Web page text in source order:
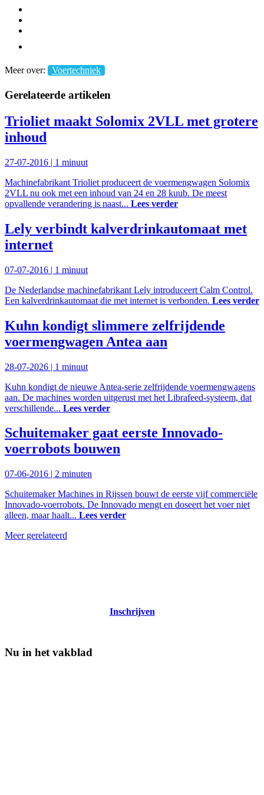
Meer over: Voertechniek
Gerelateerde artikelen
Trioliet maakt Solomix 2VLL met grotere
inhoud
27-07-2016 | 1 minuut
Machinefabrikant Trioliet produceert de voermengwagen Solomix
2VLL nu ook met een inhoud van 24 en 28 kuub. De meest
opvallende verandering is naast... Lees verder
Lely verbindt kalverdrinkautomaat met
internet
07-07-2016 | 1 minuut
De Nederlandse machinefabrikant Lely introduceert Calm Control.
Een kalverdrinkautomaat die met internet is verbonden. Lees verder
Kuhn kondigt slimmere zelfrijdende
voermengwagen Antea aan
28-07-2026 | 1 minuut
Kuhn kondigt de nieuwe Antea-serie zelfrijdende voermengwagens
aan. De machines worden uitgerust met het Librafeed-systeem, dat
verschillende... Lees verder
Schuitemaker gaat eerste Innovado-
voerrobots bouwen
07-06-2016 | 2 minuten
Schuitemaker Machines in Rijssen bouwt de eerste vijf commerciële
Innovado-voerrobots. De Innovado mengt en doseert het voer niet
alleen, maar haalt... Lees verder
Meer gerelateerd
Inschrijven
Nu in het vakblad